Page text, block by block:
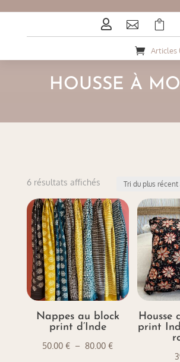
  
Articles
HOUSSE À
6 résultats affichésTrié
plus
récent
au
plus
ancien
Nappes au block
print d’Inde
50.00€ – 80.00€Plage
Housse
print